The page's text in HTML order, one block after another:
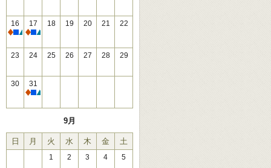
16
休館
17
休館
18 19 20 21 22
23 24 25 26 27 28 29
30
31
休館
9月
日 月 火 水 木 金 土
1 2 3 4 5